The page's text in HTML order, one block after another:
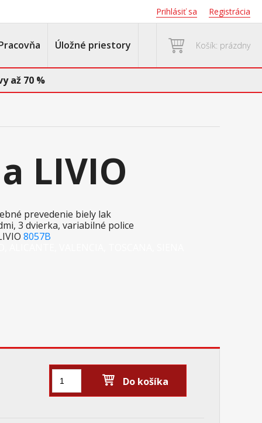
Prihlásiť sa Registrácia
Úložné priestory Košík: prázdny
až 70 %
LIVIO
prevedenie biely lak
3 dvierka, variabilné police
8057B
Do košíka